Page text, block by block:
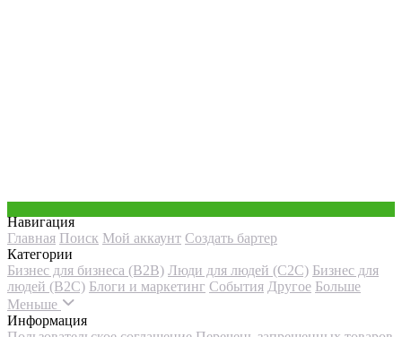
Навигация
Главная Поиск Мой аккаунт Создать бартер
Категории
Бизнес для бизнеса (B2B) Люди для людей (С2С) Бизнес для
людей (B2C) Блоги и маркетинг События Другое Больше
Меньше
Информация